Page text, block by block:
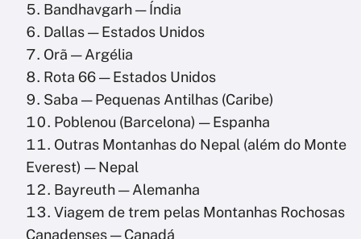
Bandhavgarh — Índia
Dallas — Estados Unidos
Orã — Argélia
Rota 66 — Estados Unidos
Saba — Pequenas Antilhas (Caribe)
Poblenou (Barcelona) — Espanha
Outras Montanhas do Nepal (além do Monte
Everest) — Nepal
Bayreuth — Alemanha
Viagem de trem pelas Montanhas Rochosas
Canadenses — Canadá